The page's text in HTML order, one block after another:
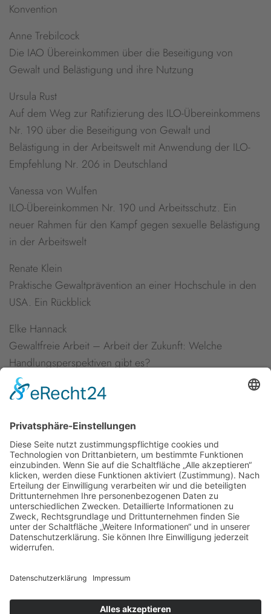
Konvention
Anne Trebilcock
Die IAO Übereinkommen über die Beseitigung von
Gewalt und Belästigung und ihre Nutzung
Ursula Rust
Auf dem Weg zur Ratifizierung des ILO-Übereinkommens
Nr. 190 über die Beseitigung von Gewalt und
Belästigung in der Arbeitswelt mit Anwendung der ILO-
Empfehlung Nr. 206 in Deutschland
Vanessa von Wulfen
ILO-Übereinkommen Nr. 190 und Arbeitsschutz. Ein
neuer Rahmen für den Kampf gegen sexuelle Belästigung
in der Arbeitswelt
Renate Klein
Praktische Gewaltprävention an einer Hochschule in den
USA. Ein Rückblick
Elke Hannack
Gewaltfreie Arbeit – Arbeit der Zukunft: Welche
Handlungsperspektiven gibt es?
Annette Niederfranke und Lea-Maria Löbel
Übereinkommen 190 und Empfehlung 206
Newsletter
Presse
Anfahrt
Partner
Schutzkonzept
Datenschutz
Impressum